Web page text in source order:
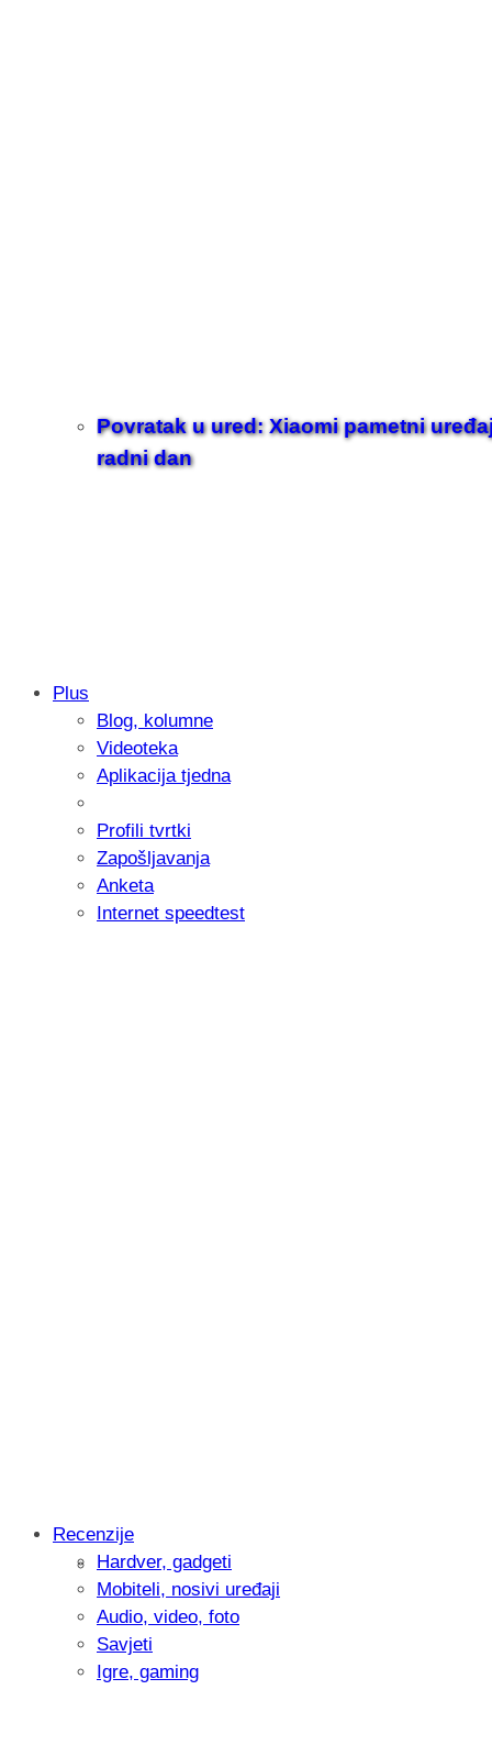
Povratak u ured: Xiaomi pametni
radni dan
Samsung otkrio kako je nastajala
donijelo tanje i izdržljivije preklopne
Plus
Blog, kolumne
Videoteka
Aplikacija tjedna
Profili tvrtki
Zapošljavanja
Anketa
Internet speedtest
Intervju: Goran Jović, fotograf -
Recenzije
Hardver, gadgeti
Mobiteli, nosivi uređaji
Audio, video, foto
Savjeti
Igre, gaming